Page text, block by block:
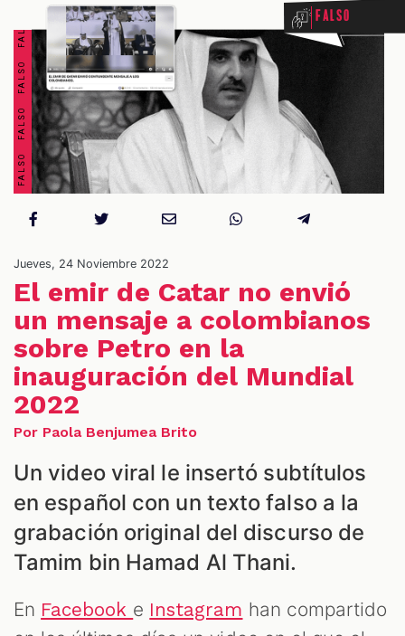
Falso
Jueves, 24 Noviembre 2022
El emir de Catar no envió
un mensaje a colombianos
sobre Petro en la
inauguración del Mundial
2022
Por Paola Benjumea Brito
Un video viral le insertó subtítulos
en español con un texto falso a la
grabación original del discurso de
Tamim bin Hamad Al Thani.
En Facebook e Instagram han compartido